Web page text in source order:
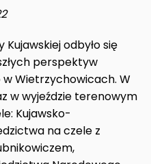
Kujawskiej odbyło się
perspektyw
Wietrzychowicach. W
w wyjeździe terenowym
Kujawsko-
na czele z